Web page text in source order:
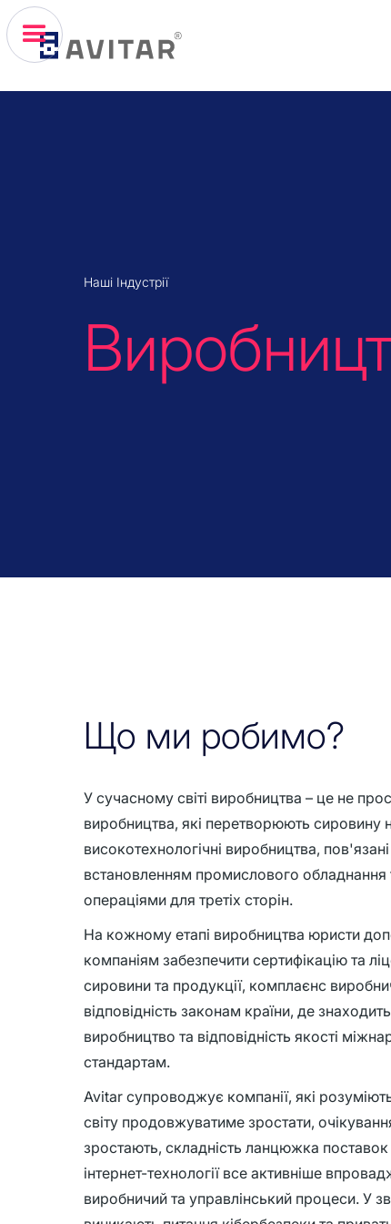
Наші Індустрії
Що ми робимо?
У сучасному світі виробництва – це не
виробництва, які перетворюють сировину
високотехнологічні виробництва,
встановленням промислового обладнання
операціями для третіх сторін.
На кожному етапі виробництва юристи
компаніям забезпечити сертифікацію та
сировини та продукції, комплаєнс
відповідність законам країни, де
виробництво та відповідність якості
стандартам.
Avitar супроводжує компанії, які
світу продовжуватиме зростати,
зростають, складність ланцюжка поставок
інтернет-технології все активніше
виробничий та управлінський процеси. У